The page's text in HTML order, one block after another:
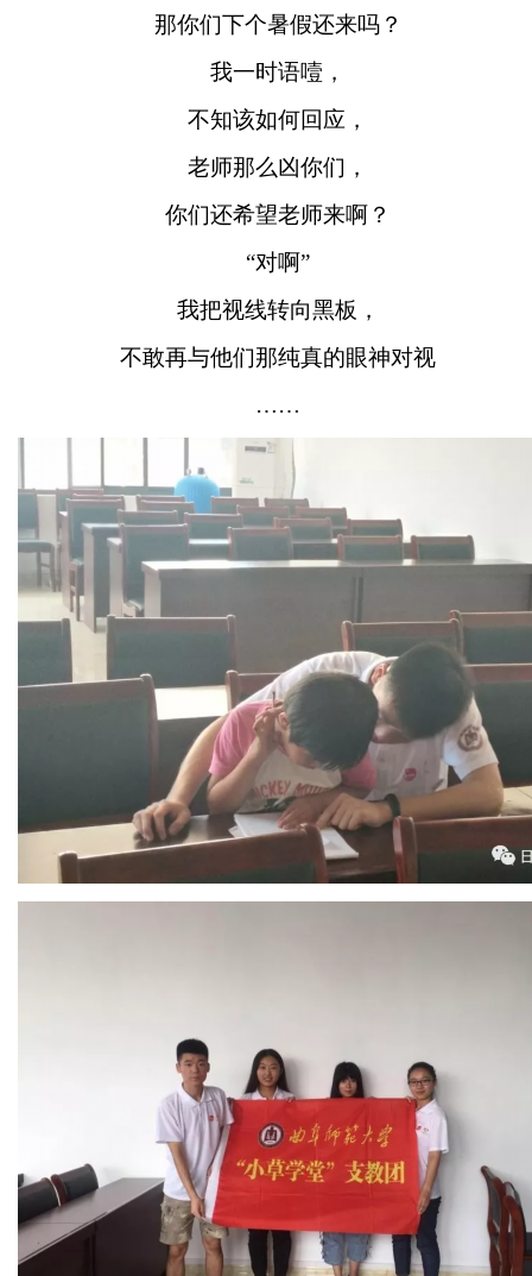
那你们下个暑假还来吗？
我一时语噎，
不知该如何回应，
老师那么凶你们，
你们还希望老师来啊？
“对啊”
我把视线转向黑板，
不敢再与他们那纯真的眼神对视
……